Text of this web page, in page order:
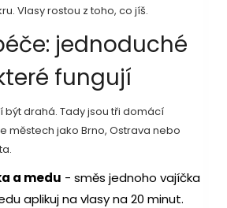
Vlasy rostou z toho, co jíš.
jednoduché
fungují
být drahá. Tady jsou tři domácí
městech jako Brno, Ostrava nebo
a medu - směs jednoho vajíčka
aplikuj na vlasy na 20 minut.